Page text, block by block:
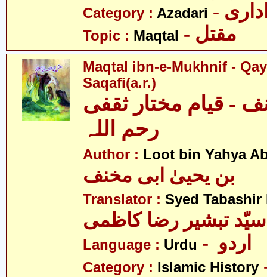
Category : Azadari
Topic : Maqtal - مقتل
Maqtal ibn-e-Mukhnif -
Saqafi(a.r.)
- قیام مختار ثقفی
رحم اللہ
Author : Loot bin Yahya
بن یحییٰ ابی مخنف
Translator : Syed Tabashir
سیّد تبشیر رضا کاظمی
Language : Urdu
Category : Islamic History